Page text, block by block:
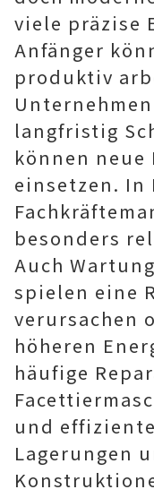
viele präzise
Anfänger
produktiv
langfristig
können
einsetzen. In
besonders
Auch
spielen eine
verursachen
höheren
häufige
und
Lagerungen